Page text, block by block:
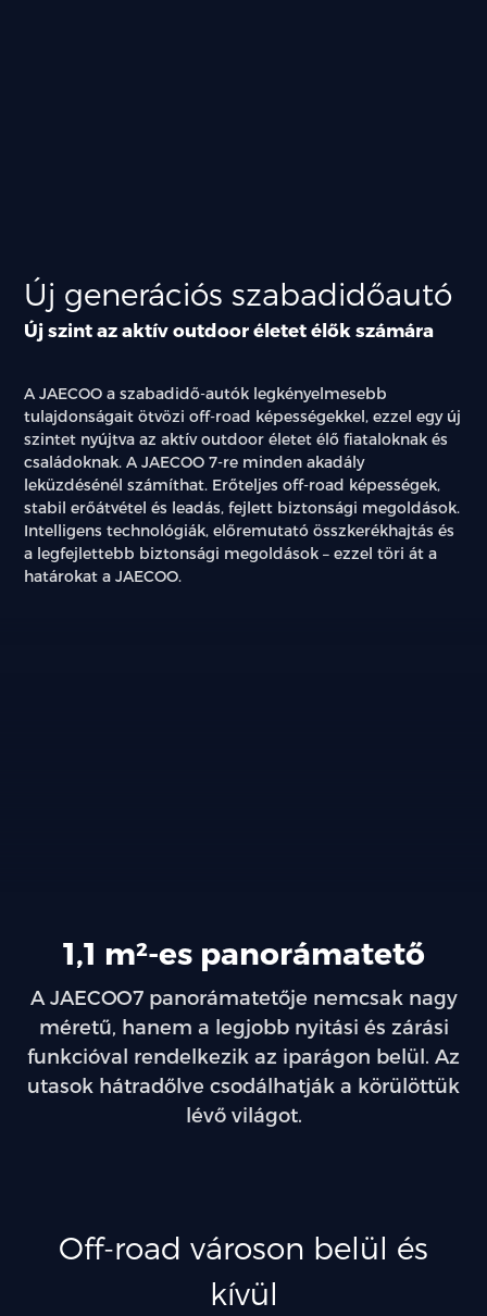
Új generációs szabadidőautó
Új szint az aktív outdoor életet élők számára
A JAECOO a szabadidő-autók legkényelmesebb
tulajdonságait ötvözi off-road képességekkel, ezzel egy új
szintet nyújtva az aktív outdoor életet élő fiataloknak és
családoknak. A JAECOO 7-re minden akadály
leküzdésénél számíthat. Erőteljes off-road képességek,
stabil erőátvétel és leadás, fejlett biztonsági megoldások.
Intelligens technológiák, előremutató összkerékhajtás és
a legfejlettebb biztonsági megoldások – ezzel töri át a
határokat a JAECOO.
1,1 m²-es panorámatető
A JAECOO7 panorámatetője nemcsak nagy
méretű, hanem a legjobb nyitási és zárási
funkcióval rendelkezik az iparágon belül. Az
utasok hátradőlve csodálhatják a körülöttük
lévő világot.
Off-road városon belül és
kívül